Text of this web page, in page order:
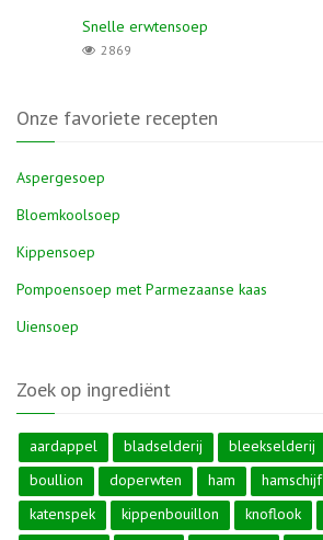
Snelle erwtensoep
2869
Onze favoriete recepten
Aspergesoep
Bloemkoolsoep
Kippensoep
Pompoensoep met Parmezaanse kaas
Uiensoep
Zoek op ingrediënt
aardappel bladselderij bleekselderij
boullion
doperwten ham hamschijf
katenspek
kippenbouillon knoflook